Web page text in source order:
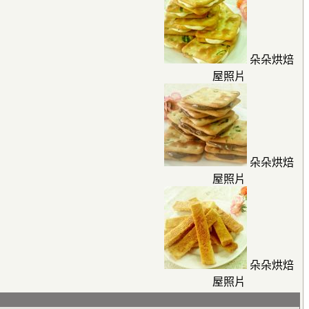
朵朵烘焙
屋照片
朵朵烘焙
屋照片
朵朵烘焙
屋照片